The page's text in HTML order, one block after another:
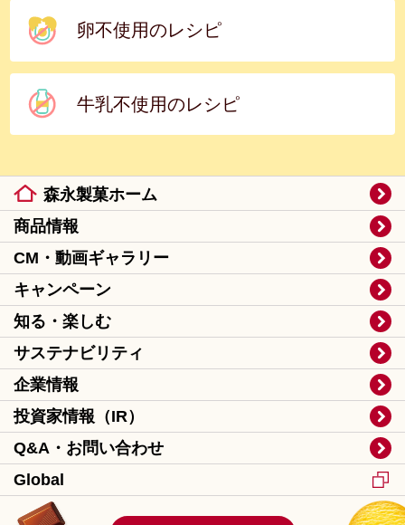
卵不使用のレシピ
牛乳不使用のレシピ
森永製菓ホーム
商品情報
CM・動画ギャラリー
キャンペーン
知る・楽しむ
サステナビリティ
企業情報
投資家情報（IR）
Q&A・お問い合わせ
Global